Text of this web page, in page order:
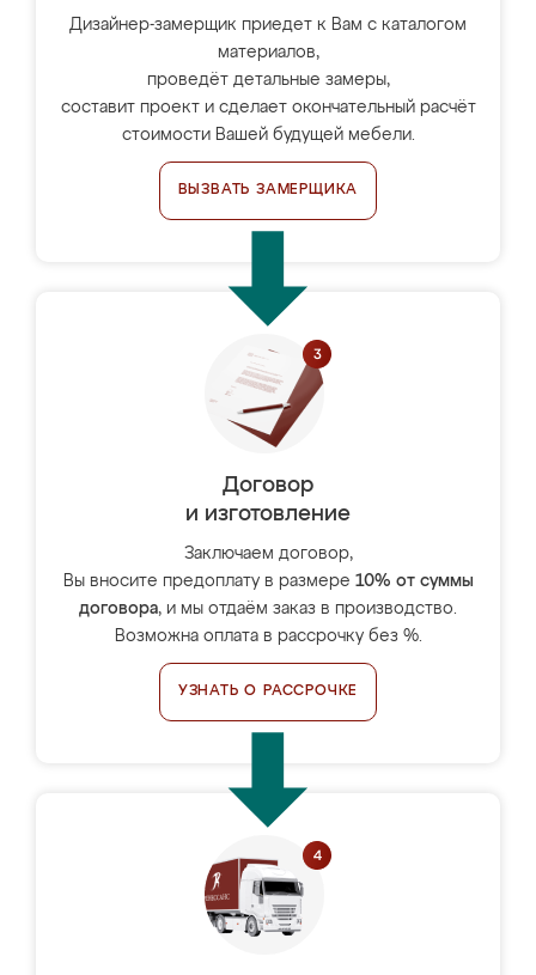
Дизайнер-замерщик приедет к Вам с каталогом
материалов,
проведёт детальные замеры,
составит проект и сделает окончательный расчёт
стоимости Вашей будущей мебели.
ВЫЗВАТЬ ЗАМЕРЩИКА
Договор
и изготовление
Заключаем договор,
Вы вносите предоплату в размере 10% от суммы
договора, и мы отдаём заказ в производство.
Возможна оплата в рассрочку без %.
УЗНАТЬ О РАССРОЧКЕ